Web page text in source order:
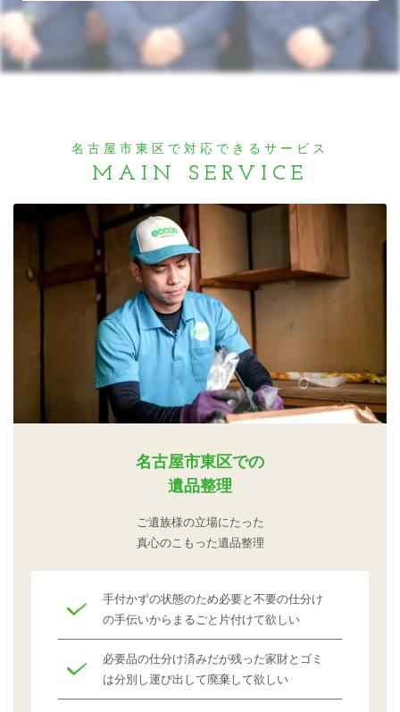
名古屋市東区で対応できるサービス
MAIN SERVICE
名古屋市東区での
遺品整理
ご遺族様の立場にたった
真心のこもった遺品整理
手付かずの状態のため必要と不要の仕分け
の手伝いからまるごと片付けて欲しい
必要品の仕分け済みだが残った家財とゴミ
は分別し運び出して廃棄して欲しい